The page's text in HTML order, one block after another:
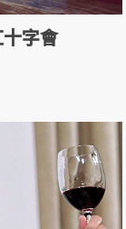
字會